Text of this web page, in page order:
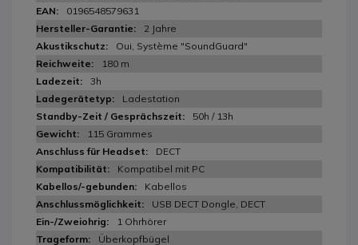
0196548579631
2 Jahre
Oui, Système "SoundGuard"
180 m
3h
Ladestation
50h / 13h
115 Grammes
DECT
Kompatibel mit PC
Kabellos
USB DECT Dongle, DECT
1 Ohrhörer
Überkopfbügel